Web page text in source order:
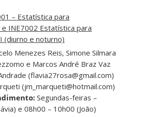
– Estatística para
INE7002 Estatística para
(diurno e noturno)
Menezes Reis, Simone Silmara
e Marcos André Braz Vaz
(flavia27rosa@gmail.com)
(jm_marqueti@hotmail.com)
Segundas-feiras –
e 08h00 – 10h00 (João)